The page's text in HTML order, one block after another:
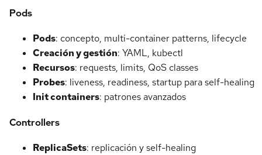
Pods
Pods: concepto, multi-container patterns, lifecycle
Creación y gestión: YAML, kubectl
Recursos: requests, limits, QoS classes
Probes: liveness, readiness, startup para self-healing
Init containers: patrones avanzados
Controllers
ReplicaSets: replicación y self-healing